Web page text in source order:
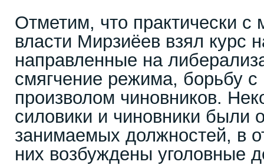
Отметим, что практически с
власти Мирзиёев взял курс
направленные на
смягчение режима, борьбу с
произволом чиновников.
силовики и чиновники были
занимаемых должностей, в
них возбуждены уголовные